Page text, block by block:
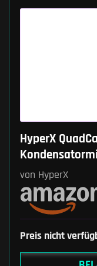
HyperX
von HyperX
Preis nicht